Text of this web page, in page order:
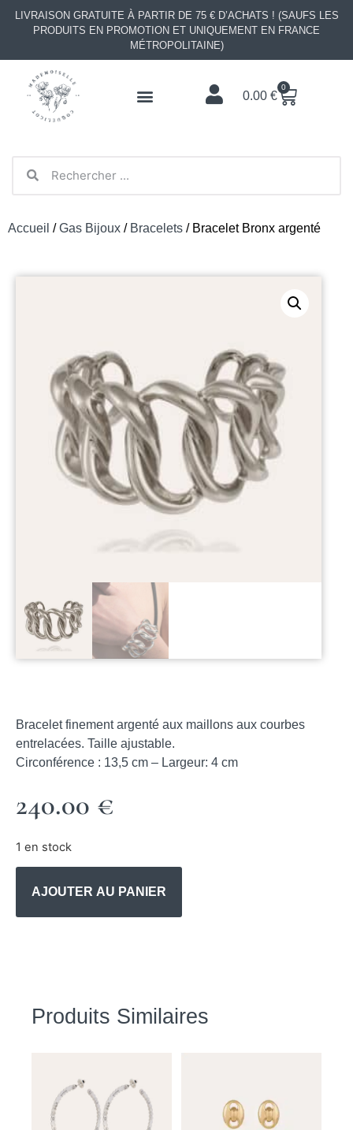
LIVRAISON GRATUITE À PARTIR DE 75 € D’ACHATS ! (SAUFS LES
PRODUITS EN PROMOTION ET UNIQUEMENT EN FRANCE
MÉTROPOLITAINE)
0.00€
0
Accueil /Gas Bijoux / Bracelets / Bracelet Bronx argenté
Bracelet finement argenté aux maillons aux courbes
entrelacées. Taille ajustable.
Circonférence : 13,5 cm – Largeur: 4 cm
240.00 €
1 en stock
AJOUTER AU PANIER
Produits Similaires